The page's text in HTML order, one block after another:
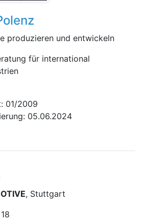
produzieren und entwickeln
für international
01/2009
05.06.2024
, Stuttgart